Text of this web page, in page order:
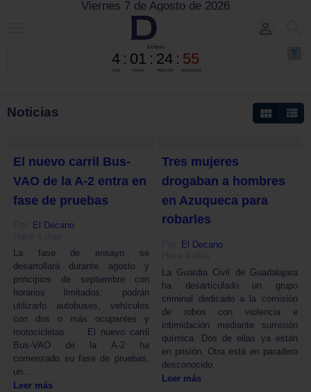
Viernes 7 de Agosto de 2026
Noticias
El nuevo carril Bus-
VAO de la A-2 entra en
fase de pruebas
El Decano
La fase de ensayo se
desarrollará durante agosto y
principios de septiembre con
horarios limitados; podrán
utilizarlo autobuses, vehículos
con dos o más ocupantes y
motocicletas El nuevo carril
Bus-VAO de la A-2 ha
comenzado su fase de pruebas,
un...
Leer más
Tres mujeres
drogaban a hombres
en Azuqueca para
robarles
El Decano
La Guardia Civil de Guadalajara
ha desarticulado un grupo
criminal dedicado a la comisión
de robos con violencia e
intimidación mediante sumisión
química. Dos de ellas ya están
en prisión. Otra está en paradero
desconocido.
Leer más